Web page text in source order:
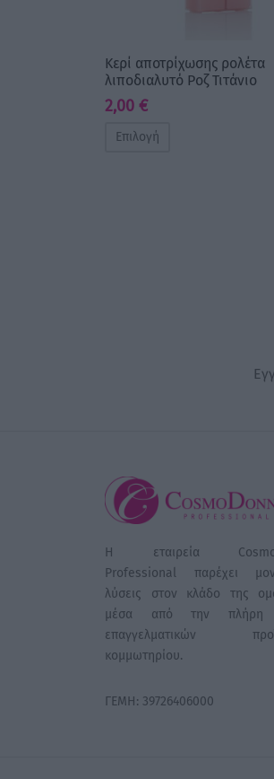
Κερί αποτρίχωσης ρολέτα
λιποδιαλυτό Ροζ Τιτάνιο
2,00 €
Επιλογή
Η εταιρεία
Professional παρέχει
λύσεις στον κλάδο της
μέσα από την πλήρη
επαγγελματικών
κομμωτηρίου.
ΓΕΜΗ: 39726406000